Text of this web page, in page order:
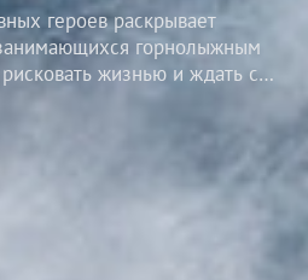
героев раскрывает
горнолыжным
жизнью и ждать с
фильма, который подробно
Главные герои расскажут, как